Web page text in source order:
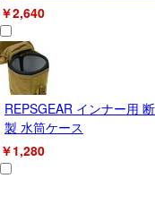
￥2,640
REPSGEAR インナー用
製 水筒ケース
￥1,280